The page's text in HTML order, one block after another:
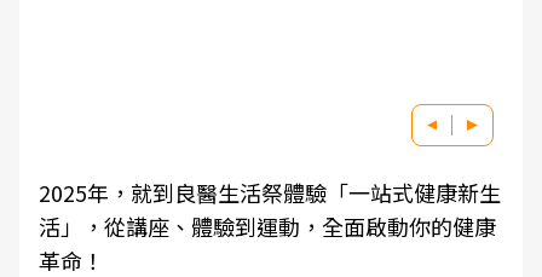
良醫健康網從「換季的身體變化」出發，透過醫
學觀點與日常感受的對話，建立對亞健康的認
知，進而引導實際的改善行動。